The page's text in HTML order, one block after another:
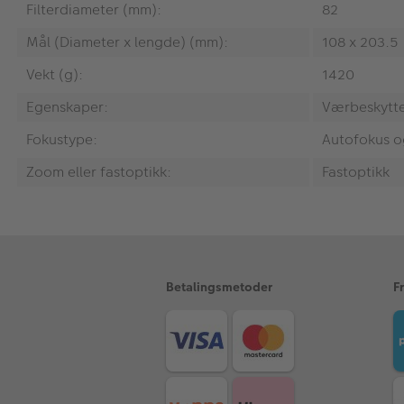
Filterdiameter (mm):
82
Mål (Diameter x lengde) (mm):
108 x 203.5
Vekt (g):
1420
Egenskaper:
Fokustype:
Autofokus
Zoom eller fastoptikk:
Fastoptikk
Betalingsmetoder